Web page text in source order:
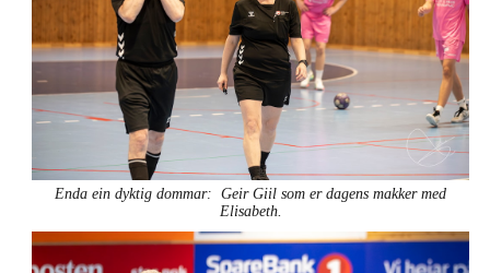
Enda ein dyktig dommar: Geir Giil som er dagens makker med
Elisabeth.